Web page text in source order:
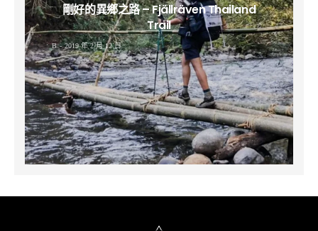
剛好的異鄉之路 – Fjällräven Thailand
Trail
B 2019 年 2 月 12 日